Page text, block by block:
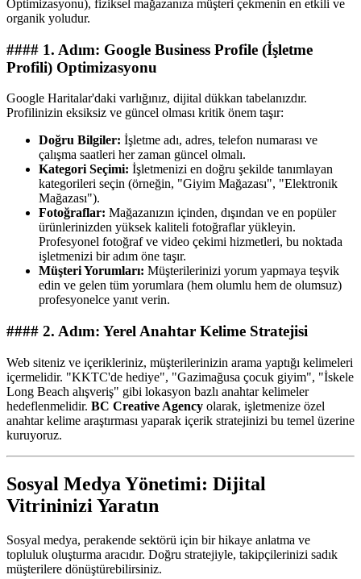
Optimizasyonu), fiziksel mağazanıza müşteri çekmenin en etkili ve
organik yoludur.
#### 1. Adım: Google Business Profile (İşletme
Profili) Optimizasyonu
Google Haritalar'daki varlığınız, dijital dükkan tabelanızdır.
Profilinizin eksiksiz ve güncel olması kritik önem taşır:
Doğru Bilgiler: İşletme adı, adres, telefon numarası ve
çalışma saatleri her zaman güncel olmalı.
Kategori Seçimi: İşletmenizi en doğru şekilde tanımlayan
kategorileri seçin (örneğin, "Giyim Mağazası", "Elektronik
Mağazası").
Fotoğraflar: Mağazanızın içinden, dışından ve en popüler
ürünlerinizden yüksek kaliteli fotoğraflar yükleyin.
Profesyonel fotoğraf ve video çekimi hizmetleri, bu noktada
işletmenizi bir adım öne taşır.
Müşteri Yorumları: Müşterilerinizi yorum yapmaya teşvik
edin ve gelen tüm yorumlara (hem olumlu hem de olumsuz)
profesyonelce yanıt verin.
#### 2. Adım: Yerel Anahtar Kelime Stratejisi
Web siteniz ve içerikleriniz, müşterilerinizin arama yaptığı kelimeleri
içermelidir. "KKTC'de hediye", "Gazimağusa çocuk giyim", "İskele
Long Beach alışveriş" gibi lokasyon bazlı anahtar kelimeler
hedeflenmelidir. BC Creative Agency olarak, işletmenize özel
anahtar kelime araştırması yaparak içerik stratejinizi bu temel üzerine
kuruyoruz.
Sosyal Medya Yönetimi: Dijital
Vitrininizi Yaratın
Sosyal medya, perakende sektörü için bir hikaye anlatma ve
topluluk oluşturma aracıdır. Doğru stratejiyle, takipçilerinizi sadık
müşterilere dönüştürebilirsiniz.